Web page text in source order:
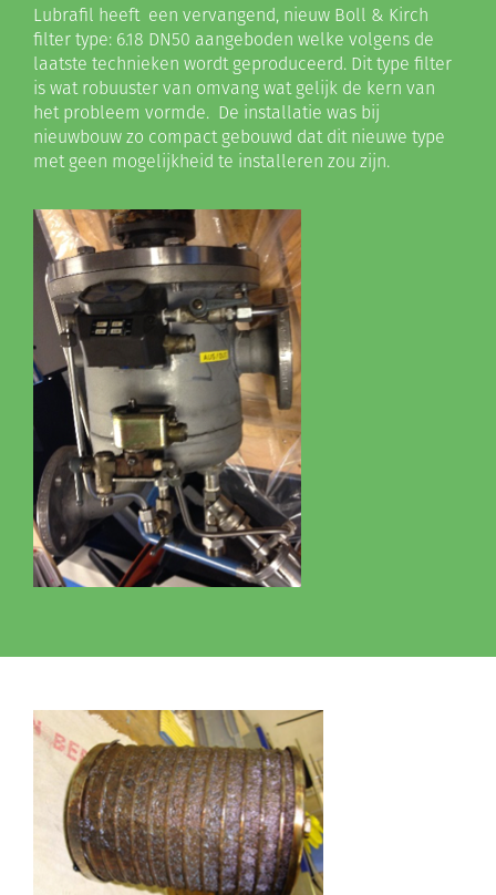
Lubrafil heeft een vervangend, nieuw Boll & Kirch
filter type: 6.18 DN50 aangeboden welke volgens de
laatste technieken wordt geproduceerd. Dit type filter
is wat robuuster van omvang wat gelijk de kern van
het probleem vormde. De installatie was bij
nieuwbouw zo compact gebouwd dat dit nieuwe type
met geen mogelijkheid te installeren zou zijn.